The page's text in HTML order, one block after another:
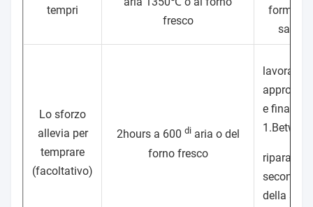
tempri
fresco
Lo sforzo
allevia per
temprare
(facoltativo)
2hours a 600 diaria o del
forno fresco
lavorare
e finale di
1.Between
della